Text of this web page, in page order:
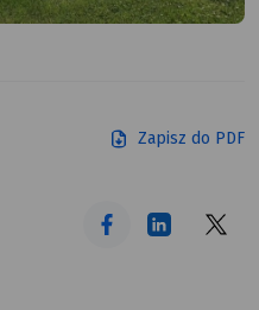
Zapisz do PDF